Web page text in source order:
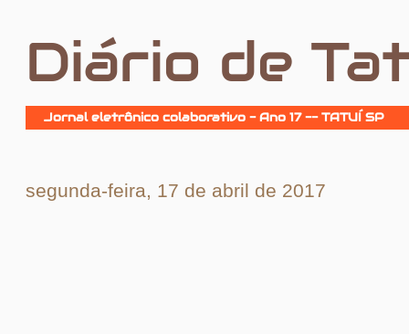
Diário de
Jornal eletrônico colaborativo - Ano 17 -- TATUÍ SP
segunda-feira, 17 de abril de 2017